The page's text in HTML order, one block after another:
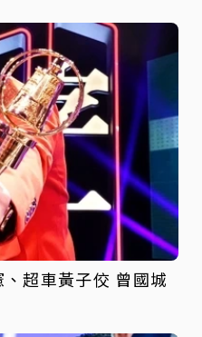
超車黃子佼 曾國城